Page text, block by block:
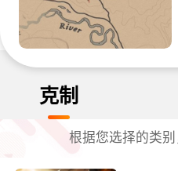
克制
根据您选择的类